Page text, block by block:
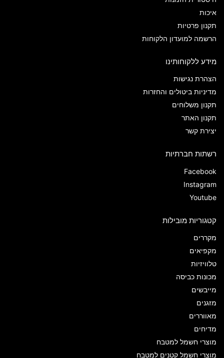
איכות
תקנון פרטיות
הרשמה למועדון הלקוחות
מידע ללקוחותינו
הצהרת נגישות
מדיניות ביטולים והחזרות
תקנון משלוחים
תקנון האתר
יצירת קשר
רשתות חברתיות
Facebook
Instagram
Youtube
קטגוריות מובילות
מקררים
מקפיאים
טלוויזיות
מכונות כביסה
מייבשים
מזגנים
מאווררים
מדיחים
מוצרי חשמל למטבח
מוצרי חשמל קטנים למטבח